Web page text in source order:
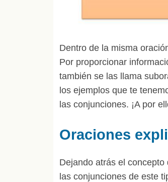
Dentro de la misma
Por proporcionar
también se las llama
los ejemplos que te
las conjunciones. ¡A por
Oraciones
Dejando atrás el
las conjunciones de este